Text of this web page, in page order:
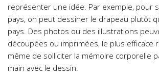
représenter une idée. Par exemple, pour
pays, on peut dessiner le drapeau plutôt
pays. Des photos ou des illustrations
découpées ou imprimées, le plus efficace
même de solliciter la mémoire corporelle
main avec le dessin.